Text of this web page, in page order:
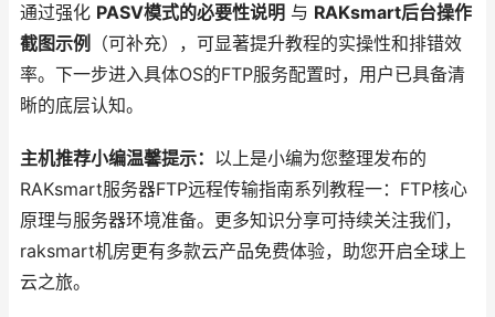
通过强化 PASV模式的必要性说明 与 RAKsmart后台操作
截图示例
（可补充），可显著提升教程的实操性和排错效
率。下一步进入具体OS的FTP服务配置时，用户已具备清
晰的底层认知。
主机推荐小编温馨提示： 以上是小编为您整理发布的
RAKsmart服务器FTP远程传输指南系列教程一：FTP核心
原理与服务器环境准备。更多知识分享可持续关注我们，
raksmart机房更有多款云产品免费体验，助您开启全球上
云之旅。